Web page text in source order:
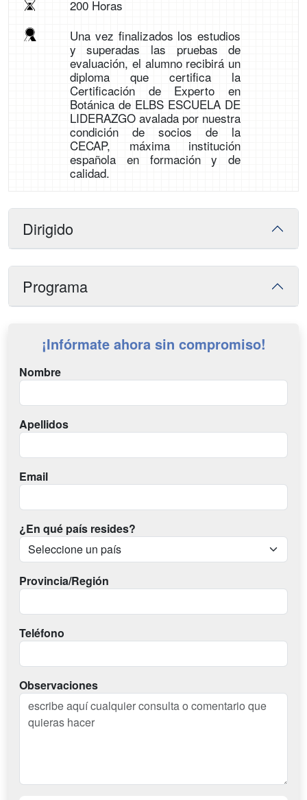
200 Horas
Una vez finalizados los estudios
y superadas las pruebas de
evaluación, el alumno recibirá un
diploma que certifica la
Certificación de Experto en
Botánica de ELBS ESCUELA DE
LIDERAZGO avalada por nuestra
condición de socios de la
CECAP, máxima institución
española en formación y de
calidad.
Dirigido
Programa
¡Infórmate ahora sin compromiso!
Nombre
Apellidos
Email
¿En qué país resides?
Provincia/Región
Teléfono
Observaciones